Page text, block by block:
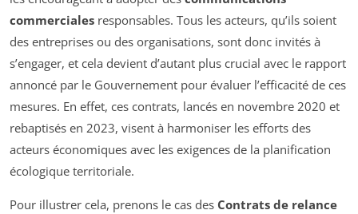
commerciales responsables. Tous les acteurs, qu’ils soient
des entreprises ou des organisations, sont donc invités à
s’engager, et cela devient d’autant plus crucial avec le rapport
annoncé par le Gouvernement pour évaluer l’efficacité de ces
mesures. En effet, ces contrats, lancés en novembre 2020 et
rebaptisés en 2023, visent à harmoniser les efforts des
acteurs économiques avec les exigences de la planification
écologique territoriale.
Pour illustrer cela, prenons le cas des Contrats de relance